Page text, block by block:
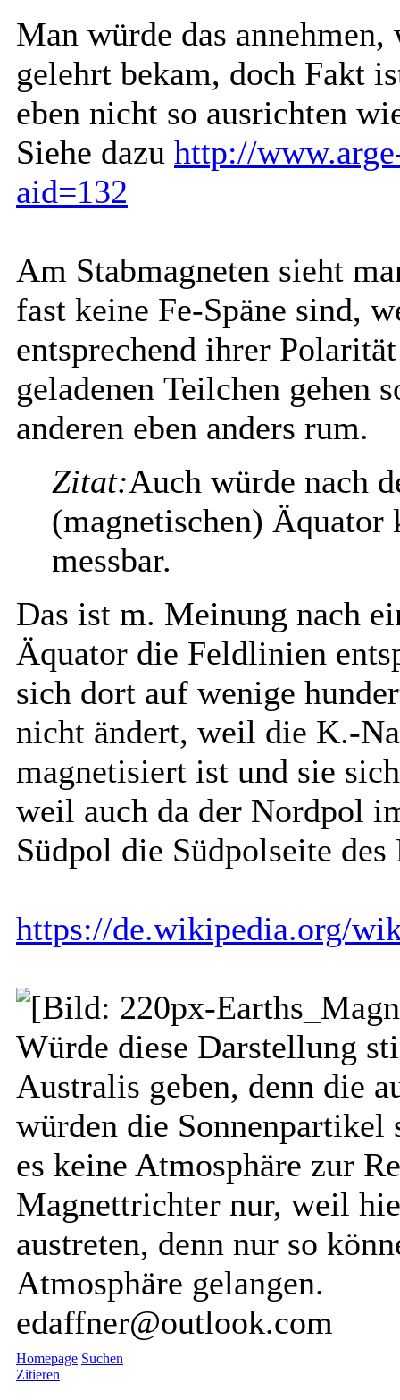
Man würde das
gelehrt bekam, doch Fakt
eben nicht so ausrichten
Siehe dazu http://
aid=132
Am Stabmagneten sieht
fast keine Fe-Späne sind,
entsprechend ihrer
geladenen Teilchen gehen
anderen eben anders rum.
Zitat:Auch würde nach
(magnetischen) Äquator
messbar.
Das ist m. Meinung nach
Äquator die Feldlinien
sich dort auf wenige
nicht ändert, weil die K.-
magnetisiert ist und sie
weil auch da der Nordpol
Südpol die Südpolseite
https://de.wikipedia.org/
Würde diese Darstellung
Australis geben, denn die
würden die
es keine Atmosphäre zur
Magnettrichter nur, weil
austreten, denn nur so
Atmosphäre gelangen.
edaffner@outlook.com
Homepage Suchen
Zitieren